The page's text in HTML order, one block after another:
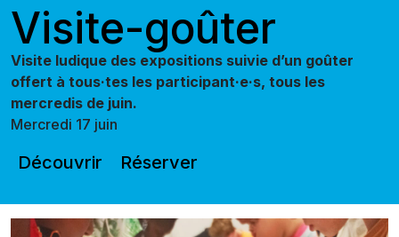
Visite-goûter
Visite ludique des expositions suivie d’un goûter
offert à tous·tes les participant·e·s, tous les
mercredis de juin.
Mercredi 17 juin
Découvrir Réserver